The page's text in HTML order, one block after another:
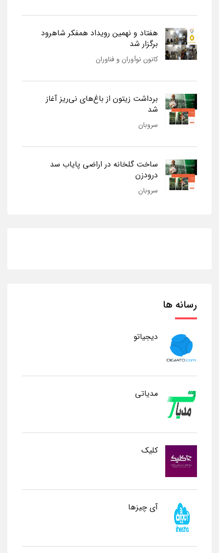
هفتاد و نهمین رویداد همفکر شاهرود
برگزار شد
کانون نوآوران و فناوران
برداشت زیتون از باغ‌های نی‌ریز آغاز
شد
سروبان
ساخت گلخانه در اراضی پایاب سد
درودزن
سروبان
رسانه ها
دیجیاتو
مدیاتی
کلیک
آی چیزها